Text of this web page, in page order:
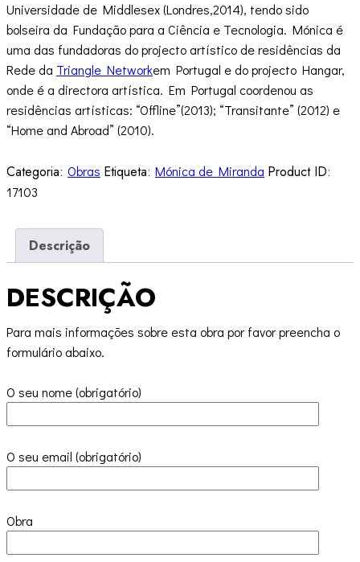
Universidade de Middlesex (Londres,2014), tendo sido
bolseira da Fundação para a Ciência e Tecnologia. Mónica é
uma das fundadoras do projecto artístico de residências da
Rede da Triangle Networkem Portugal e do projecto Hangar,
onde é a directora artística. Em Portugal coordenou as
residências artísticas: “Offline”(2013); “Transitante” (2012) e
“Home and Abroad” (2010).
Categoria: Obras Etiqueta: Mónica de Miranda Product ID:
17103
Descrição
DESCRIÇÃO
Para mais informações sobre esta obra por favor preencha o
formulário abaixo.
O seu nome (obrigatório)
O seu email (obrigatório)
Obra